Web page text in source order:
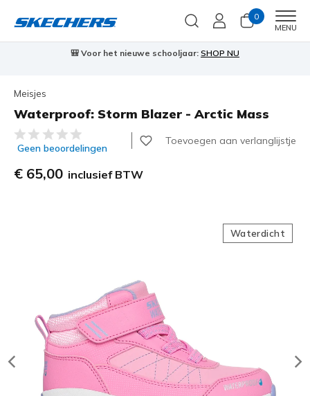
0
MENU
🎒 Voor het nieuwe schooljaar: SHOP NU
Meisjes
Waterproof: Storm Blazer - Arctic Mass
5 van de 5 klantbeoordelingen
Geen beoordelingen
Toevoegen aan verlanglijstje
€ 65,00 inclusief BTW
Waterdicht